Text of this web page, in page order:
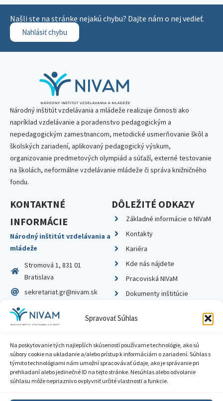
Spravovať Súhlas
Na poskytovanie tých najlepších skúseností používame technológie, ako sú
súbory cookie na ukladanie a/alebo prístup k informáciám o zariadení. Súhlas s
týmito technológiami nám umožní spracovávať údaje, ako je správanie pri
prehliadaní alebo jedinečné ID na tejto stránke. Nesúhlas alebo odvolanie
súhlasu môže nepriaznivo ovplyvniť určité vlastnosti a funkcie.
Našli ste na stránke nejakú chybu? Dajte nám o nej vedieť.
Nahlásiť chybu
Národný inštitút vzdelávania a mládeže realizuje činnosti ako
napríklad vzdelávanie a poradenstvo pedagogickým a
nepedagogickým zamestnancom, metodické usmerňovanie škôl a
školských zariadení, aplikovaný pedagogický výskum,
organizovanie predmetových olympiád a súťaží, externé testovanie
na školách, neformálne vzdelávanie mládeže či správa knižničného
fondu.
KONTAKTNÉ
INFORMÁCIE
Národný inštitút vzdelávania a
mládeže
Stromová 1, 831 01
Bratislava
sekretariat.gr@nivam.sk
IČO: 00164348
DIČ: 2020798714
DÔLEŽITÉ ODKAZY
Základné informácie o NIVaM
Kontakty
Kariéra
Kde nás nájdete
Pracoviská NIVaM
Dokumenty inštitúcie
Zásady ochrany súkromia